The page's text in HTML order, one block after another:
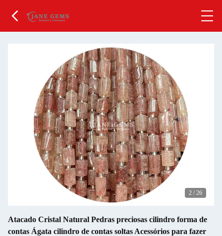
2 / 26
Atacado Cristal Natural Pedras preciosas cilindro forma de
contas Ágata cilindro de contas soltas Acessórios para fazer